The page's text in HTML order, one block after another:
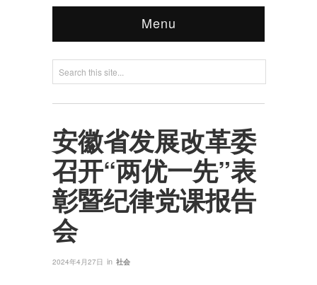
Menu
安徽省发展改革委
召开“两优一先”表
彰暨纪律党课报告
会
2024年4月27日 in 社会